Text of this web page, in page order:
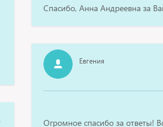
Спасибо, Анна Андреевна за
Евгения
Огромное спасибо за ответы!